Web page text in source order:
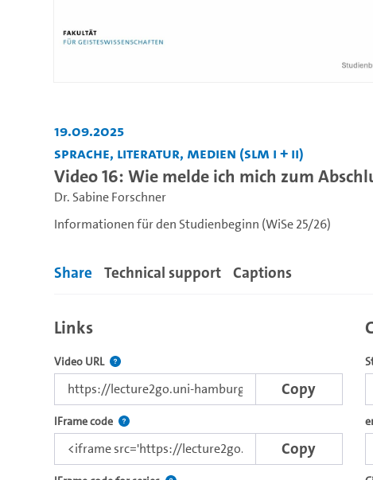
19.09.2025
Sprache, Literatur, Medien (SLM I + II)
Video 16: Wie melde ich mich zum
Dr. Sabine Forschner
Informationen für den Studienbeginn (WiSe 25/26)
Share Technical support Captions
Links
Video URL The link to this video.
Copy
IFrame code Use this code to embed the video using the
Copy